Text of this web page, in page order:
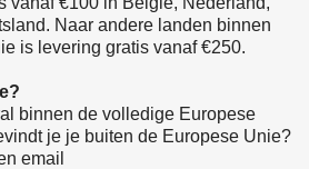
Naar andere landen binnen
is levering gratis vanaf €250.
binnen de volledige Europese
je je buiten de Europese Unie?
email